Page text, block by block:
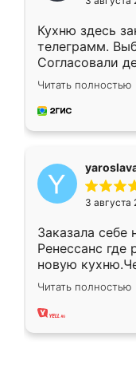
Кухню здесь
телеграмм.
Согласовали
недели кухня
довольны
мебель за
Читать полностью
3 августа
Заказала
Ренессанс где
новую
вполне
два года,
Читать полностью